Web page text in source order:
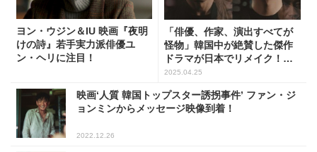
ヨン・ウジン＆IU 映画『夜明
けの詩』若手実力派俳優ユ
ン・ヘリに注目！
「俳優、作家、演出すべてが
怪物」韓国中が絶賛した傑作
ドラマが日本でリメイク！一
体どこが凄いの？
2025.04.25
映画‘人質 韓国トップスター誘拐事件’ ファン・ジ
ョンミンからメッセージ映像到着！
2022.12.26